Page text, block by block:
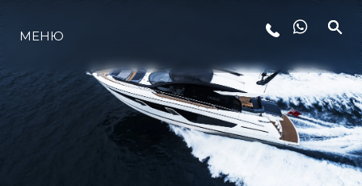
LIFESTYLE
ИННОВАЦИИ
КОМПАНИЯ
МЕНЮ